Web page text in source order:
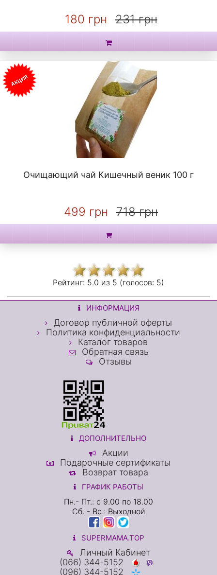
180 грн 231 грн
Очищающий чай Кишечный веник 100 г
АКЦИЯ
499 грн 718 грн
Рейтинг: 5.0 из 5 (голосов: 5)
ИНФОРМАЦИЯ
Договор публичной оферты
Политика конфиденциальности
Каталог товаров
Обратная связь
Отзывы
ДОПОЛНИТЕЛЬНО
Акции
Подарочные сертификаты
Возврат товара
ГРАФИК РАБОТЫ
Пн.- Пт.: с 9.00 по 18.00
Сб. - Вс.: Выходной
SUPERMAMA.TOP
Личный Кабинет
(066) 344-5152
(096) 344-5152